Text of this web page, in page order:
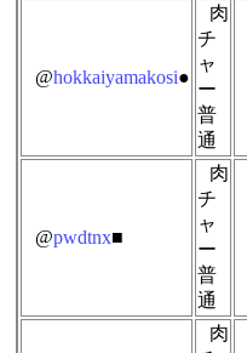
@hokkaiyamakosi●
肉
チ
ャ
ー
普
通
@pwdtnx■
肉
チ
ャ
ー
普
通
肉